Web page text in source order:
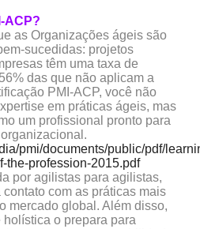
ACP?
as Organizações ágeis são
sucedidas: projetos
têm uma taxa de
das que não aplicam a
PMI-ACP, você não
em práticas ágeis, mas
um profissional pronto para
pmi/documents/public/pdf/
the-profession-2015.pdf
por agilistas para agilistas,
com as práticas mais
mercado global. Além disso,
o prepara para